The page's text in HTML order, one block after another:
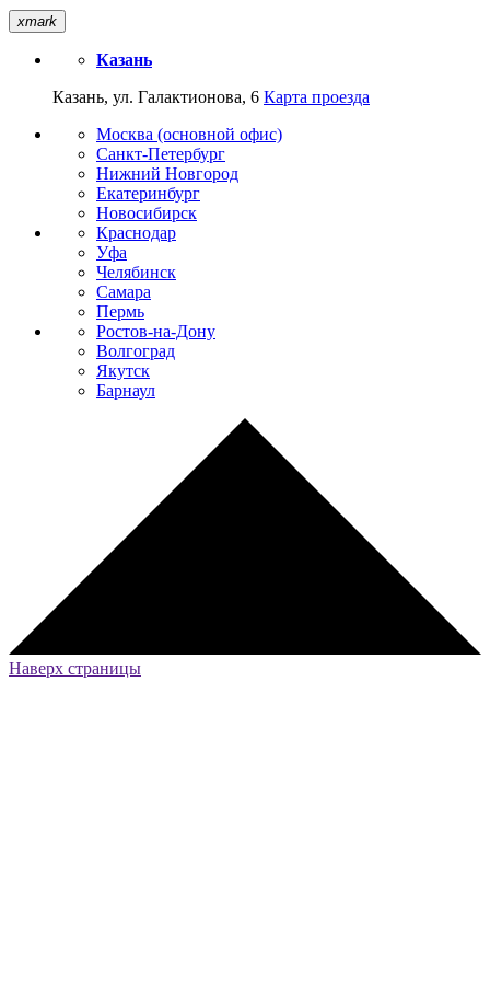
xmark
Казань
Казань, ул. Галактионова, 6 Карта проезда
Москва (основной офис)
Санкт-Петербург
Нижний Новгород
Екатеринбург
Новосибирск
Краснодар
Уфа
Челябинск
Самара
Пермь
Ростов-на-Дону
Волгоград
Якутск
Барнаул
Наверх страницы